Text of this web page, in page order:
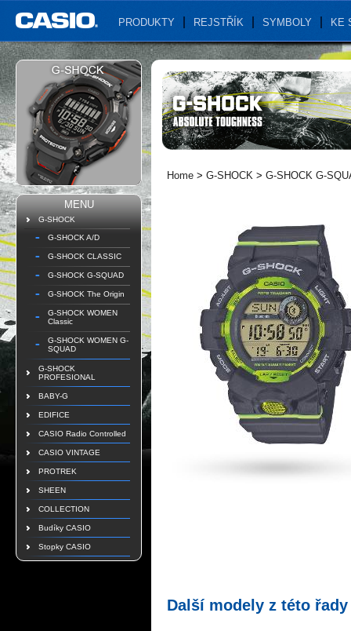
PRODUKTY REJSTŘÍK SYMBOLY KE
MENU
G-SHOCK
G-SHOCK A/D
G-SHOCK CLASSIC
G-SHOCK G-SQUAD
G-SHOCK The Origin
G-SHOCK WOMEN
Classic
G-SHOCK WOMEN G-
SQUAD
G-SHOCK
PROFESIONAL
BABY-G
EDIFICE
CASIO Radio Controlled
CASIO VINTAGE
PROTREK
SHEEN
COLLECTION
Budíky CASIO
Stopky CASIO
Home > G-SHOCK > G-SHOCK G-
Další modely z této řady